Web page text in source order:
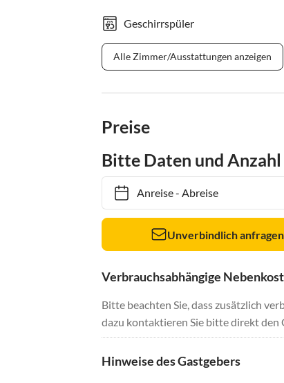
Geschirrspüler
Alle Zimmer/Ausstattungen anzeigen
Preise
Bitte Daten und
Anreise- Abreise
Unverbindlich anfragen
Verbrauchsabhängige
Bitte beachten Sie, dass zusätzlich
dazu kontaktieren Sie bitte direkt den
Hinweise des Gastgebers